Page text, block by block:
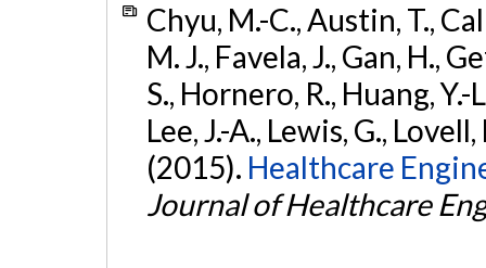
Chyu, M.-C., Austin, T.,
M. J., Favela, J., Gan, H.,
S., Hornero, R., Huang, Y.-
Lee, J.-A., Lewis, G.,
(2015). Healthcare
Journal of Healthcare